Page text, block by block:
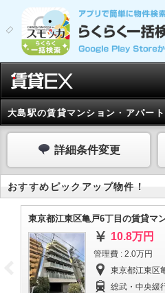
大島駅の賃貸マンション・アパー
詳細条件変更
おすすめピックアップ物件！
東京都江東区亀戸6丁目の賃貸マ
10.8万円
管理費 : 2.0万円
東京都江東区
総武・中央緩